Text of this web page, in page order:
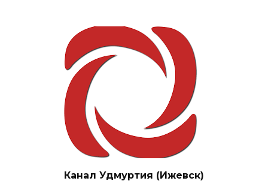
Канал Удмуртия (Ижевск)